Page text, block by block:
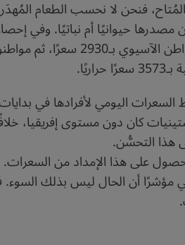
المُتاح، فنحن لا نحسب الطعام
الصادرة عن "الفاو"، يتذيّل المواطن الإفريقي هذه القائمة بـ2530 سعرًا
السعرات اليومي لأفرادها في
في هذا المجال خلال الستينيات كان دون مستوى
هذا التحسُّن.
على هذا الإمداد من